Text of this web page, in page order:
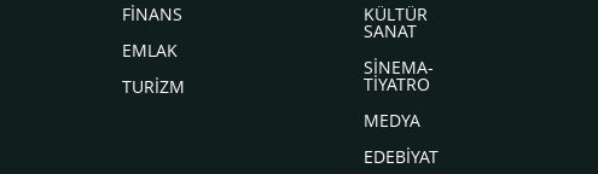
FİNANS
EMLAK
TURİZM
KÜLTÜR
SANAT
SİNEMA-
TİYATRO
MEDYA
EDEBİYAT